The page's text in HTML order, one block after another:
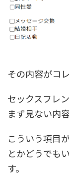
その内容がコレ
セックスフレ
まず見ない内
こういう項目
とかどうでも
す。